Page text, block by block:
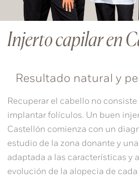
Injerto capilar en
Resultado natural y
Recuperar el cabello no
implantar folículos. Un buen
Castellón comienza con un
estudio de la zona donante y
adaptada a las características y
evolución de la alopecia de